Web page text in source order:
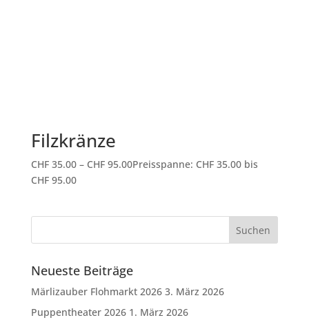
Filzkränze
CHF35.00 – CHF95.00Preisspanne: CHF 35.00 bis
CHF 95.00
Neueste Beiträge
Märlizauber Flohmarkt 2026 3. März 2026
Puppentheater 2026 1. März 2026